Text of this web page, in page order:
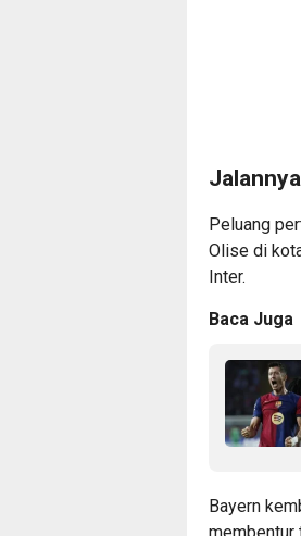
Peluang
Olise di
Inter.
Baca Juga
Bayern